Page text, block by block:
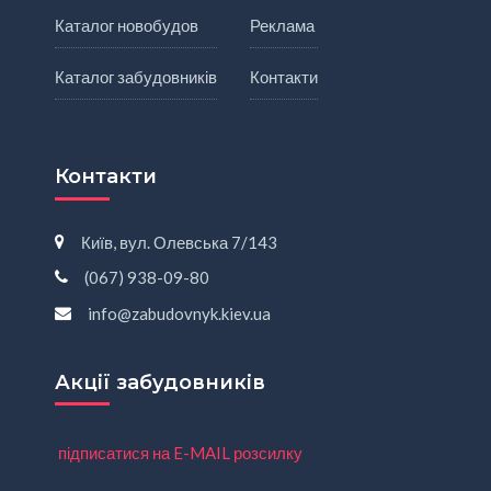
Каталог новобудов
Каталог забудовників
Реклама
Контакти
Контакти
Київ, вул. Олевська 7/143
(067) 938-09-80
info@zabudovnyk.kiev.ua
Акції забудовників
підписатися на E-MAIL розсилку